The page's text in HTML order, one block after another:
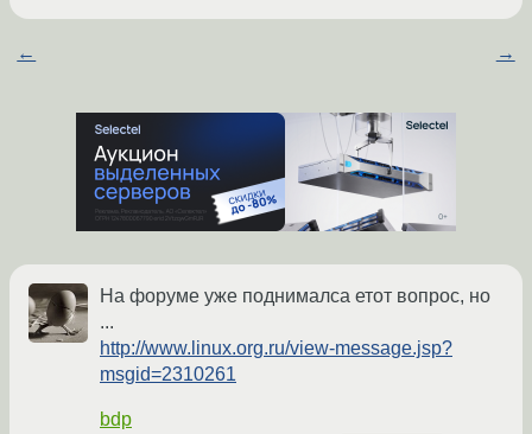
← →
На форуме уже поднималса етот вопрос, но
...
http://www.linux.org.ru/view-message.jsp?
msgid=2310261
bdp